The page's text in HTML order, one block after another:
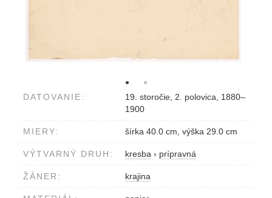
DATOVANIE:
19. storočie, 2. polovica, 1880–
1900
MIERY: šírka 40.0 cm, výška 29.0 cm
VÝTVARNÝ DRUH: kresba › prípravná
ŽÁNER: krajina